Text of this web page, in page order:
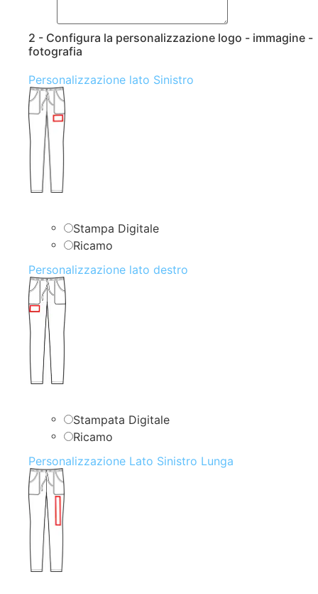
2 - Configura la personalizzazione logo - immagine -
fotografia
Personalizzazione lato Sinistro
Stampa Digitale
Ricamo
Personalizzazione lato destro
Stampata Digitale
Ricamo
Personalizzazione Lato Sinistro Lunga